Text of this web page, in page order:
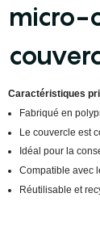
micro-
Caractéristiques
Fabriqué en
Le couvercle est
Idéal pour la
Compatible avec
Réutilisable et